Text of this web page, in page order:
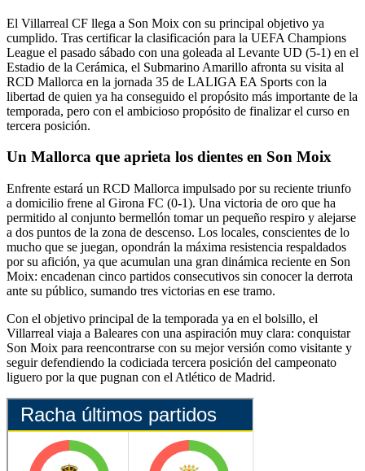
El Villarreal CF llega a Son Moix con su principal objetivo ya
cumplido. Tras certificar la clasificación para la UEFA Champions
League el pasado sábado con una goleada al Levante UD (5-1) en el
Estadio de la Cerámica, el Submarino Amarillo afronta su visita al
RCD Mallorca en la jornada 35 de LALIGA EA Sports con la
libertad de quien ya ha conseguido el propósito más importante de la
temporada, pero con el ambicioso propósito de finalizar el curso en
tercera posición.
Un Mallorca que aprieta los dientes en Son Moix
Enfrente estará un RCD Mallorca impulsado por su reciente triunfo
a domicilio frene al Girona FC (0-1). Una victoria de oro que ha
permitido al conjunto bermellón tomar un pequeño respiro y alejarse
a dos puntos de la zona de descenso. Los locales, conscientes de lo
mucho que se juegan, opondrán la máxima resistencia respaldados
por su afición, ya que acumulan una gran dinámica reciente en Son
Moix: encadenan cinco partidos consecutivos sin conocer la derrota
ante su público, sumando tres victorias en ese tramo.
Con el objetivo principal de la temporada ya en el bolsillo, el
Villarreal viaja a Baleares con una aspiración muy clara: conquistar
Son Moix para reencontrarse con su mejor versión como visitante y
seguir defendiendo la codiciada tercera posición del campeonato
liguero por la que pugnan con el Atlético de Madrid.